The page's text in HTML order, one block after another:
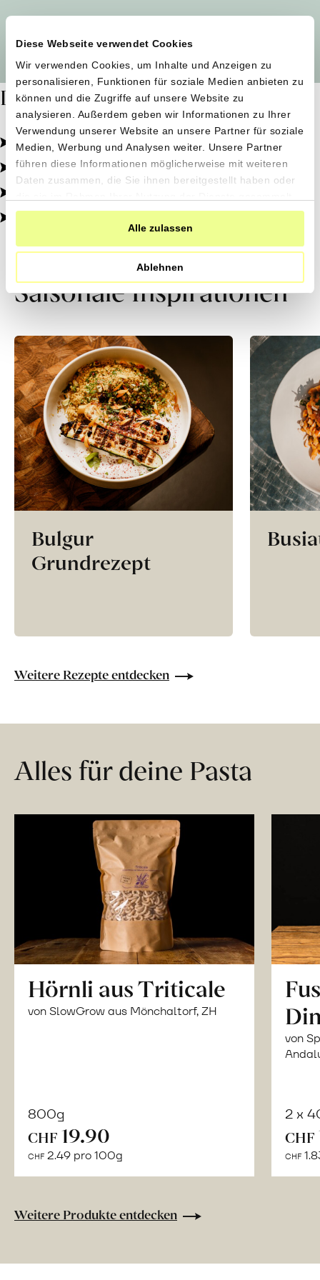
Diese Webseite verwendet Cookies
Wir verwenden Cookies, um Inhalte und Anzeigen zu
personalisieren, Funktionen für soziale Medien anbieten zu
können und die Zugriffe auf unsere Website zu
analysieren. Außerdem geben wir Informationen zu Ihrer
Verwendung unserer Website an unsere Partner für soziale
Medien, Werbung und Analysen weiter. Unsere Partner
führen diese Informationen möglicherweise mit weiteren
Daten zusammen, die Sie ihnen bereitgestellt haben oder
haben.
Alle zulassen
Ablehnen
Dafür stehen wir
Pestizidfrei angebaut, schonend verarbeitet.
Natürliche Zutaten, echter Geschmack.
Von kleinen Höfen, direkt zu dir.
100% transparent, 0% Zusatzstoffe.
Saisonale Inspirationen
Bulgur
Grundrezept
Weitere Rezepte entdecken
Alles für deine Pasta
Hörnli aus Triticale
von SlowGrow aus Mönchaltorf, ZH
800g
CHF 19.90
CHF 2.49 pro 100g
von
2 x
CHF
CHF
Weitere Produkte entdecken